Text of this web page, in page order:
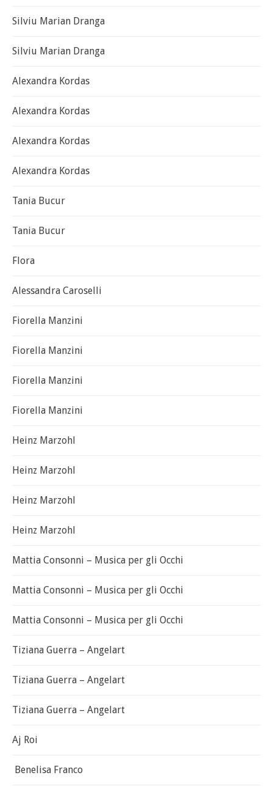
Silviu Marian Dranga
Silviu Marian Dranga
Alexandra Kordas
Alexandra Kordas
Alexandra Kordas
Alexandra Kordas
Tania Bucur
Tania Bucur
Flora
Alessandra Caroselli
Fiorella Manzini
Fiorella Manzini
Fiorella Manzini
Fiorella Manzini
Heinz Marzohl
Heinz Marzohl
Heinz Marzohl
Heinz Marzohl
Mattia Consonni – Musica per gli Occhi
Mattia Consonni – Musica per gli Occhi
Mattia Consonni – Musica per gli Occhi
Tiziana Guerra – Angelart
Tiziana Guerra – Angelart
Tiziana Guerra – Angelart
Aj Roi
Benelisa Franco